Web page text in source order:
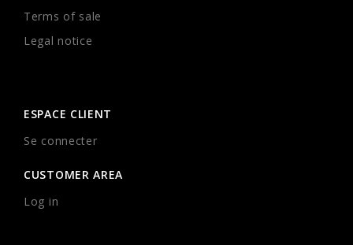
Terms of sale
Legal notice
ESPACE CLIENT
Se connecter
CUSTOMER AREA
Log in